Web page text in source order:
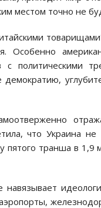
местом точно не
Особенно
политическими
что Украина не
транша в 1,9